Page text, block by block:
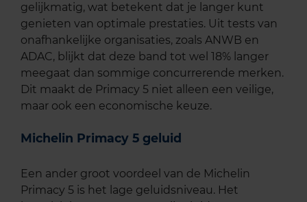
gelijkmatig, wat betekent dat je langer kunt
genieten van optimale prestaties. Uit tests van
onafhankelijke organisaties, zoals ANWB en
ADAC, blijkt dat deze band tot wel 18% langer
meegaat dan sommige concurrerende merken.
Dit maakt de Primacy 5 niet alleen een veilige,
maar ook een economische keuze.
Michelin Primacy 5 geluid
Een ander groot voordeel van de Michelin
Primacy 5 is het lage geluidsniveau. Het